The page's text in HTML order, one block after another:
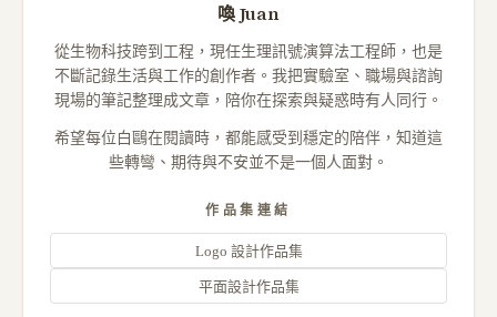
喚 Juan
從生物科技跨到工程，現任生理訊號演算法工程師，也是
不斷記錄生活與工作的創作者。我把實驗室、職場與諮詢
現場的筆記整理成文章，陪你在探索與疑惑時有人同行。
希望每位白鷗在閱讀時，都能感受到穩定的陪伴，知道這
些轉彎、期待與不安並不是一個人面對。
作品集連結
Logo 設計作品集
平面設計作品集